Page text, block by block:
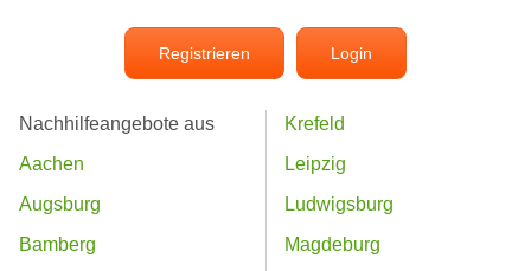
Registrieren Login
Nachhilfeangebote aus
Aachen
Augsburg
Bamberg
Krefeld
Leipzig
Ludwigsburg
Magdeburg